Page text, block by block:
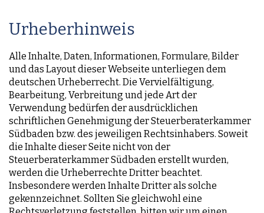
Urheberhinweis
Alle Inhalte, Daten, Informationen, Formulare, Bilder
und das Layout dieser Webseite unterliegen dem
deutschen Urheberrecht. Die Vervielfältigung,
Bearbeitung, Verbreitung und jede Art der
Verwendung bedürfen der ausdrücklichen
schriftlichen Genehmigung der Steuerberaterkammer
Südbaden bzw. des jeweiligen Rechtsinhabers. Soweit
die Inhalte dieser Seite nicht von der
Steuerberaterkammer Südbaden erstellt wurden,
werden die Urheberrechte Dritter beachtet.
Insbesondere werden Inhalte Dritter als solche
gekennzeichnet. Sollten Sie gleichwohl eine